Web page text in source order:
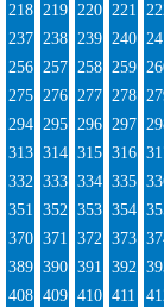
218 219 220 221
237 238 239 240
256 257 258 259
275 276 277 278
294 295 296 297
313 314 315 316
332 333 334 335
351 352 353 354
370 371 372 373
389 390 391 392
408 409 410 411